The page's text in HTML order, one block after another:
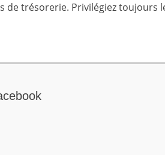
de trésorerie. Privilégiez toujours